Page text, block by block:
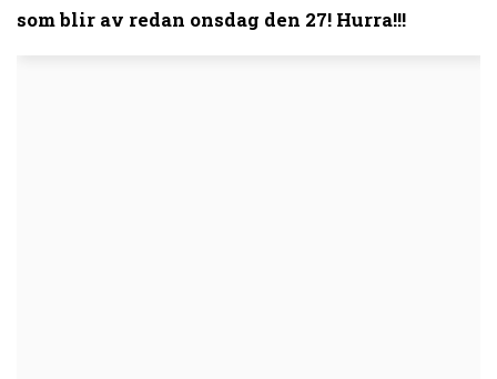
som blir av redan onsdag den 27! Hurra!!!